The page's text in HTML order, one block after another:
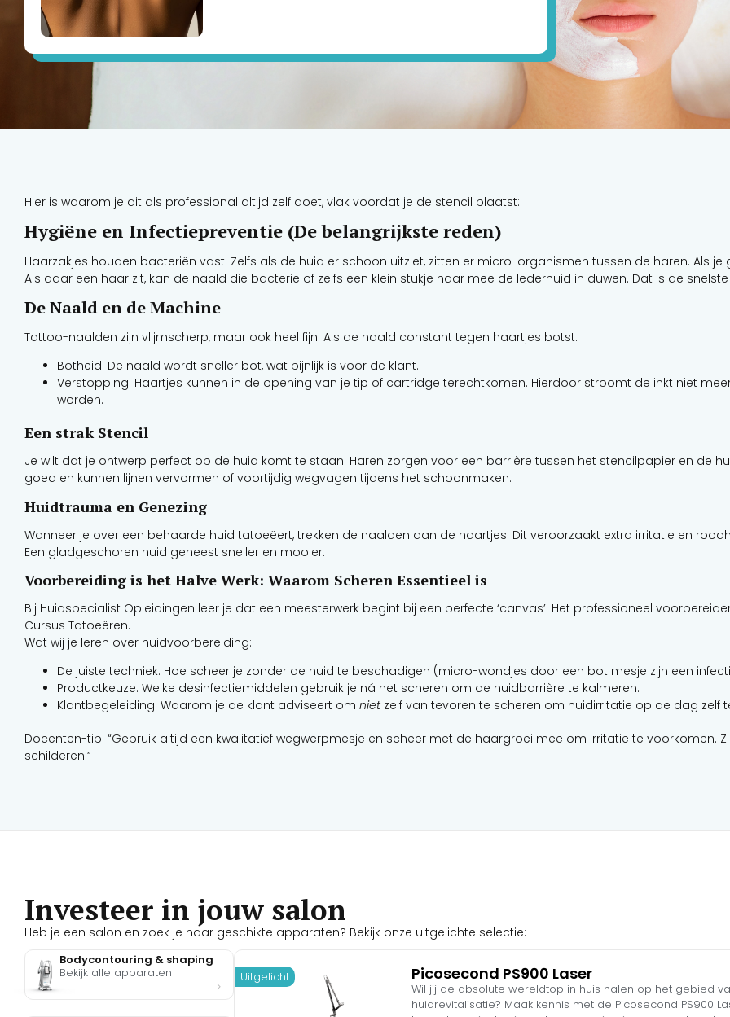
Hier is waarom je dit als professional altijd zelf doet, vlak voordat je de stencil plaatst:
Hygiëne en Infectiepreventie (De belangrijkste reden)
Haarzakjes houden bacteriën vast. Zelfs als de huid er schoon uitziet, zitten er micro-organismen tussen de haren. Als
Als daar een haar zit, kan de naald die bacterie of zelfs een klein stukje haar mee de lederhuid in duwen. Dat is de
De Naald en de Machine
Tattoo-naalden zijn vlijmscherp, maar ook heel fijn. Als de naald constant tegen haartjes botst:
Botheid: De naald wordt sneller bot, wat pijnlijk is voor de klant.
Verstopping: Haartjes kunnen in de opening van je tip of cartridge terechtkomen. Hierdoor stroomt de inkt niet
worden.
Een strak Stencil
Je wilt dat je ontwerp perfect op de huid komt te staan. Haren zorgen voor een barrière tussen het stencilpapier en de
goed en kunnen lijnen vervormen of voortijdig wegvagen tijdens het schoonmaken.
Huidtrauma en Genezing
Wanneer je over een behaarde huid tatoeëert, trekken de naalden aan de haartjes. Dit veroorzaakt extra irritatie en
Een gladgeschoren huid geneest sneller en mooier.
Voorbereiding is het Halve Werk: Waarom Scheren Essentieel is
Bij Huidspecialist Opleidingen leer je dat een meesterwerk begint bij een perfecte ‘canvas’. Het professioneel
Cursus Tatoeëren.
Wat wij je leren over huidvoorbereiding:
De juiste techniek: Hoe scheer je zonder de huid te beschadigen (micro-wondjes door een bot mesje zijn een
Productkeuze: Welke desinfectiemiddelen gebruik je ná het scheren om de huidbarrière te kalmeren.
Klantbegeleiding: Waarom je de klant adviseert om niet zelf van tevoren te scheren om huidirritatie op de dag zelf
Docenten-tip: “Gebruik altijd een kwalitatief wegwerpmesje en scheer met de haargroei mee om irritatie te voorkomen.
schilderen.”
Investeer in jouw salon
Heb je een salon en zoek je naar geschikte apparaten? Bekijk onze uitgelichte selectie:
Bodycontouring & shaping
Bekijk alle apparaten
Picosecond PS900 Laser
Wil jij de absolute wereldtop in huis halen op het gebied
huidrevitalisatie? Maak kennis met de Picosecond PS900
Uitgelicht